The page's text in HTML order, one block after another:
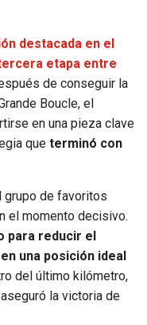
destacada en el
etapa entre
de conseguir la
Boucle, el
en una pieza clave
que terminó con
grupo de favoritos
el momento decisivo.
para reducir el
una posición ideal
del último kilómetro,
la victoria de